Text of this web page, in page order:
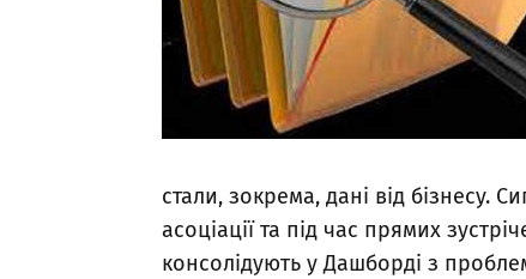
стали, зокрема, дані від бізнесу.
асоціації та під час прямих
консолідують у Дашборді з